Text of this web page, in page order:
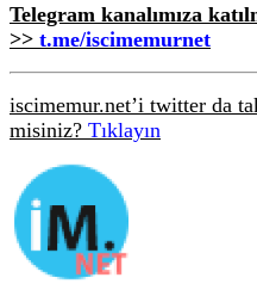
Telegram kanalımıza
>> t.me/iscimemurnet
iscimemur.net’i twitter da
misiniz? Tıklayın